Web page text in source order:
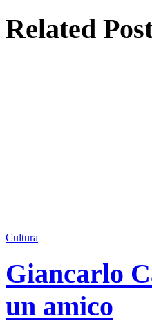
Related
Cultura
Giancarlo
un amico